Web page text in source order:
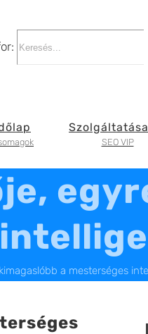
SEO VIP
a mesterséges